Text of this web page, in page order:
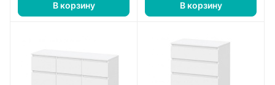
В корзину В корзину